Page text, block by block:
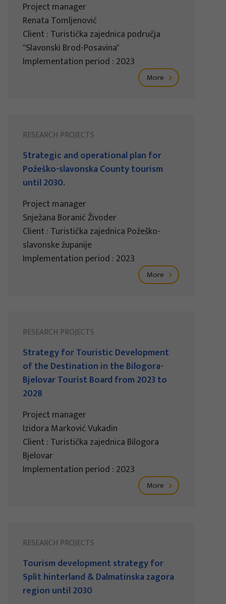
Project manager
Renata Tomljenović
Client : Turistička zajednica područja
"Slavonski Brod-Posavina"
Implementation period : 2023
More
RESEARCH PROJECTS
Strategic and operational plan for
Požeško-slavonska County tourism
until 2030.
Project manager
Snježana Boranić Živoder
Client : Turistička zajednica Požeško-
slavonske županije
Implementation period : 2023
More
RESEARCH PROJECTS
Strategy for Touristic Development
of the Destination in the Bilogora-
Bjelovar Tourist Board from 2023 to
2028
Project manager
Izidora Marković Vukadin
Client : Turistička zajednica Bilogora
Bjelovar
Implementation period : 2023
More
RESEARCH PROJECTS
Tourism development strategy for
Split hinterland & Dalmatinska zagora
region until 2030